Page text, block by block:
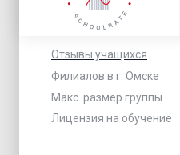
Отзывы учащихся
Филиалов в г. Омске
Макс. размер группы
Лицензия на обучение